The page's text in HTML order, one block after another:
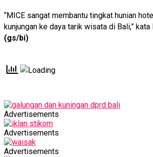
“MICE sangat membantu tingkat hunian
kunjungan ke daya tarik wisata di Bali,” kata
(gs/bi)
Advertisements
Advertisements
Advertisements